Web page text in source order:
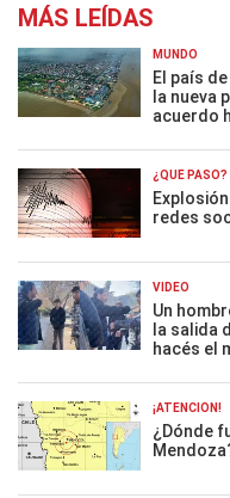
MÁS LEÍDAS
MUNDO
El país
la nueva
acuerdo
¿QUÉ PASÓ?
redes
VIDEO
Un
la salida
hacés el
¡ATENCIÓN!
¿Dónde